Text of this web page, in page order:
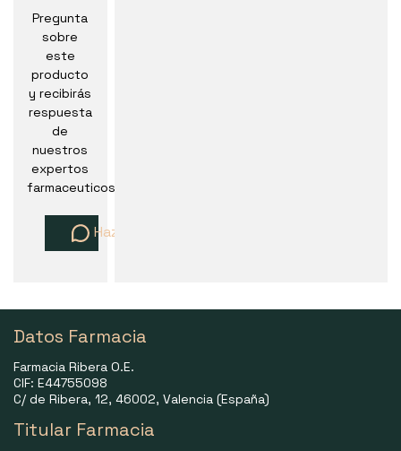
Pregunta
sobre
este
producto
y recibirás
respuesta
de
nuestros
expertos
farmaceuticos
Haz una pregunta
Datos Farmacia
Farmacia Ribera O.E.
CIF: E44755098
C/ de Ribera, 12, 46002, Valencia (España)
Titular Farmacia